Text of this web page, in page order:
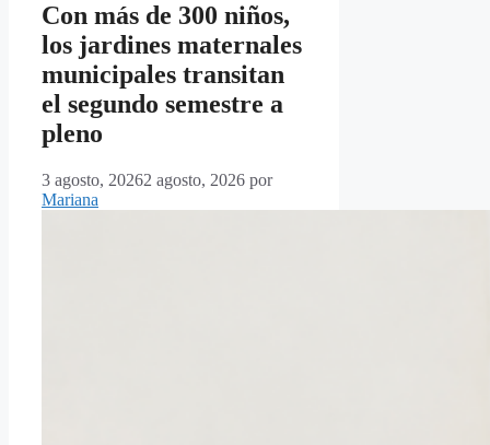
Con más de 300 niños,
los jardines maternales
municipales transitan
el segundo semestre a
pleno
3 agosto, 20262 agosto, 2026 por
Mariana